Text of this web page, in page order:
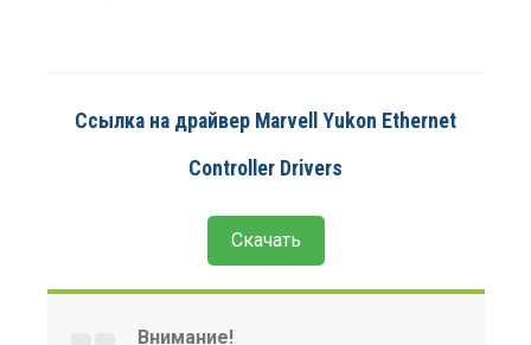
Ссылка на драйвер Marvell Yukon Ethernet
Controller Drivers
Скачать
Внимание!